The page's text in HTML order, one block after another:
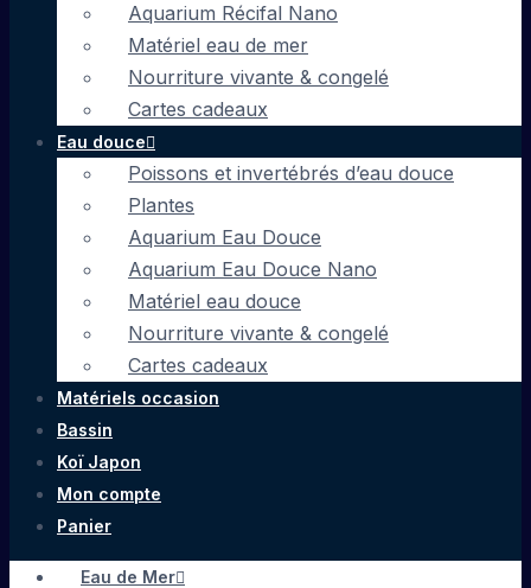
Aquarium Récifal Nano
Matériel eau de mer
Nourriture vivante & congelé
Cartes cadeaux
Eau douce
Poissons et invertébrés d’eau douce
Plantes
Aquarium Eau Douce
Aquarium Eau Douce Nano
Matériel eau douce
Nourriture vivante & congelé
Cartes cadeaux
Matériels occasion
Bassin
Koï Japon
Mon compte
Panier
Eau de Mer